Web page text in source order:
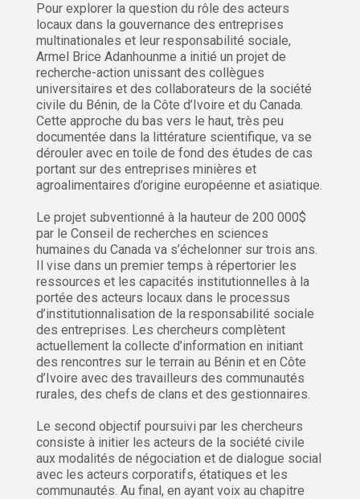
Pour explorer la question du rôle des acteurs
locaux dans la gouvernance des entreprises
multinationales et leur responsabilité sociale,
Armel Brice Adanhounme a initié un projet de
recherche-action unissant des collègues
universitaires et des collaborateurs de la société
civile du Bénin, de la Côte d’Ivoire et du Canada.
Cette approche du bas vers le haut, très peu
documentée dans la littérature scientifique, va se
dérouler avec en toile de fond des études de cas
portant sur des entreprises minières et
agroalimentaires d’origine européenne et asiatique.
Le projet subventionné à la hauteur de 200 000$
par le Conseil de recherches en sciences
humaines du Canada va s’échelonner sur trois ans.
Il vise dans un premier temps à répertorier les
ressources et les capacités institutionnelles à la
portée des acteurs locaux dans le processus
d’institutionnalisation de la responsabilité sociale
des entreprises. Les chercheurs complètent
actuellement la collecte d’information en initiant
des rencontres sur le terrain au Bénin et en Côte
d’Ivoire avec des travailleurs des communautés
rurales, des chefs de clans et des gestionnaires.
Le second objectif poursuivi par les chercheurs
consiste à initier les acteurs de la société civile
aux modalités de négociation et de dialogue social
avec les acteurs corporatifs, étatiques et les
communautés. Au final, en ayant voix au chapitre